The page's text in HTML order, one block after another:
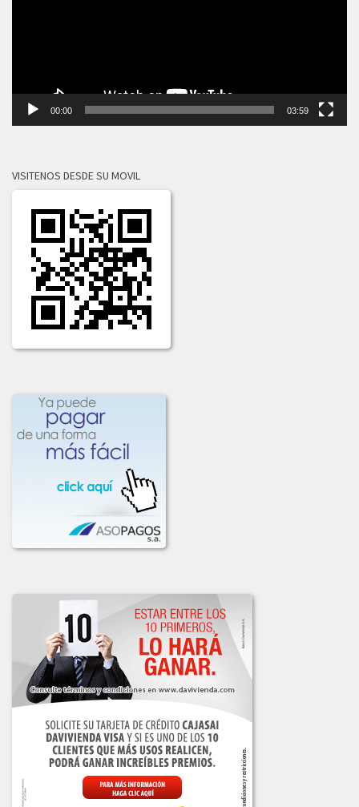
00:00 03:59
VISITENOS DESDE SU MOVIL